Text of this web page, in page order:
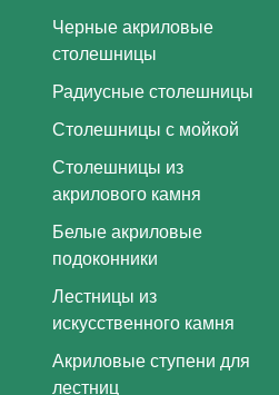
Черные акриловые
столешницы
Радиусные столешницы
Столешницы с мойкой
Столешницы из
акрилового камня
Белые акриловые
подоконники
Лестницы из
искусственного камня
Акриловые ступени для
лестниц